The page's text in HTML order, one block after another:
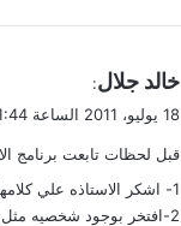
ي
ل
خالد جلال:
18 يوليو، 2011 الساعة 1:44 م
قبل لحظات تابعت برنامج
1- اشكر الاستاذه علي كلامها النير
2-افتخر بوجود شخصيه مثل الاستاذه وتوعي المشاهدين